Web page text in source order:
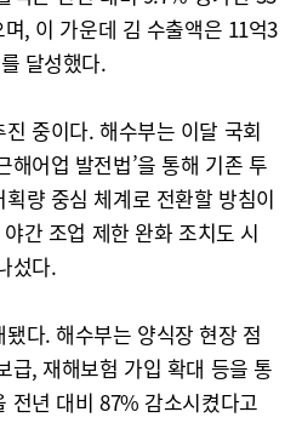
, 이 가운데 김 수출액은 11억3
달성했다.
중이다. 해수부는 이달 국회
해어업 발전법’을 통해 기존 투
량 중심 체계로 전환할 방침이
간 조업 제한 완화 조치도 시
섰다.
다. 해수부는 양식장 현장 점
급, 재해보험 가입 확대 등을 통
전년 대비 87% 감소시켰다고